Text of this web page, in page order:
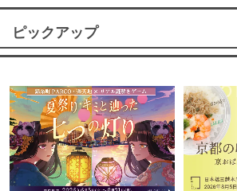
ピックアップ